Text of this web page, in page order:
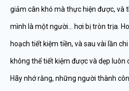
giảm cân khó mà thực hiện được, và
mình là một người… hơi bị tròn trịa.
hoạch tiết kiệm tiền, và sau vài lần
không thể tiết kiệm được và dẹp luôn
Hãy nhớ rằng, những người thành